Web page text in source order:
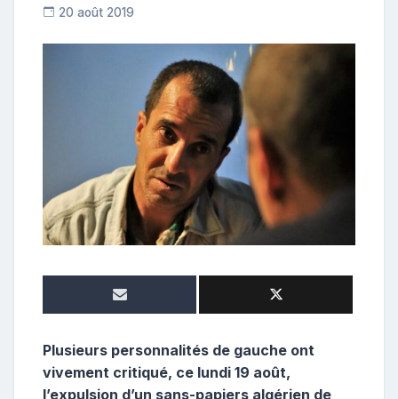
20 août 2019
o
s
t
u
r
Plusieurs personnalités de gauche ont
vivement critiqué, ce lundi 19 août,
l’expulsion d’un sans-papiers algérien de